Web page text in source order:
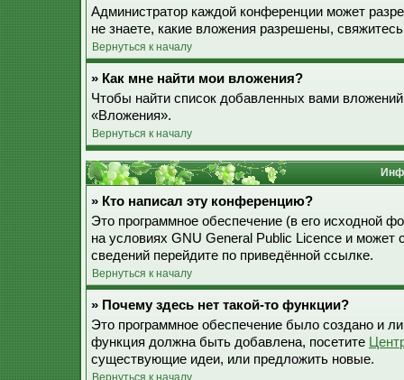
Администратор каждой конференции может
не знаете, какие вложения разрешены,
Вернуться к началу
» Как мне найти мои вложения?
Чтобы найти список добавленных вами
«Вложения».
Вернуться к началу
» Кто написал эту конференцию?
Это программное обеспечение (в его исходной
на условиях GNU General Public Licence и
сведений перейдите по приведённой ссылке.
Вернуться к началу
» Почему здесь нет такой-то функции?
Это программное обеспечение было создано и
функция должна быть добавлена, посетите
существующие идеи, или предложить новые.
Вернуться к началу